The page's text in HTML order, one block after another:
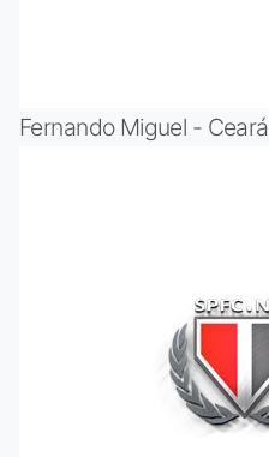
Fernando Miguel - Ceará